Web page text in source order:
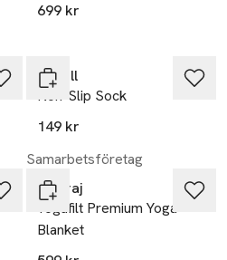
699 kr
Casall
Non-Slip Sock
149 kr
Samarbetsföretag
Yogiraj
Yogafilt Premium Yoga
Blanket